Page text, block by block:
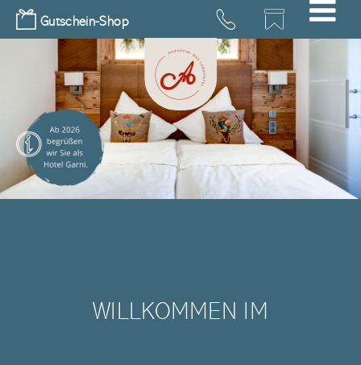
Skip
Gutschein-Shop
WILLKOMMEN IM